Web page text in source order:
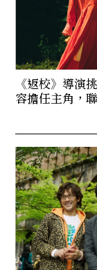
《返校》導演
容擔任主角，